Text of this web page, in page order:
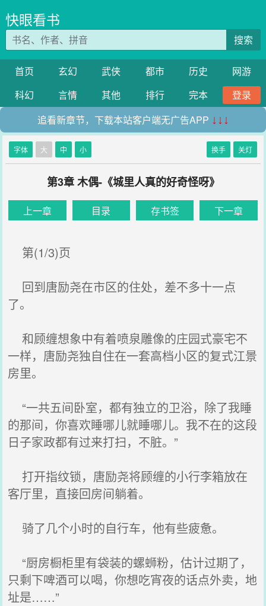
快眼看书
搜索
首页 玄幻 武侠 都市 历史
网游
科幻
言情 其他 排行 完本
登录
追看新章节，下载本站客户端无广告APP ↓↓↓
字体 大 中 小 换手 关灯
第3章 木偶-《城里人真的好奇怪呀》
上一章 目录 存书签 下一章
第(1/3)页
回到唐励尧在市区的住处，差不多十一点
了。
和顾缠想象中有着喷泉雕像的庄园式豪宅不
一样，唐励尧独自住在一套高档小区的复式江景
房里。
“一共五间卧室，都有独立的卫浴，除了我睡
的那间，你喜欢睡哪儿就睡哪儿。我不在的这段
日子家政都有过来打扫，不脏。”
打开指纹锁，唐励尧将顾缠的小行李箱放在
客厅里，直接回房间躺着。
骑了几个小时的自行车，他有些疲惫。
“厨房橱柜里有袋装的螺蛳粉，估计过期了，
只剩下啤酒可以喝，你想吃宵夜的话点外卖，地
址是……”